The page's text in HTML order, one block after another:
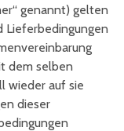
genannt) gelten
Lieferbedingungen
dem selben
wieder auf sie
dieser